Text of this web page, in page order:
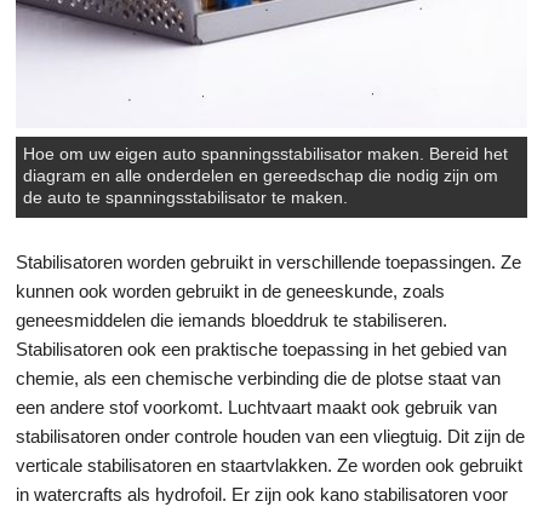
Hoe om uw eigen auto spanningsstabilisator maken. Bereid het
diagram en alle onderdelen en gereedschap die nodig zijn om
de auto te spanningsstabilisator te maken.
Stabilisatoren worden gebruikt in verschillende toepassingen. Ze
kunnen ook worden gebruikt in de geneeskunde, zoals
geneesmiddelen die iemands bloeddruk te stabiliseren.
Stabilisatoren ook een praktische toepassing in het gebied van
chemie, als een chemische verbinding die de plotse staat van
een andere stof voorkomt. Luchtvaart maakt ook gebruik van
stabilisatoren onder controle houden van een vliegtuig. Dit zijn de
verticale stabilisatoren en staartvlakken. Ze worden ook gebruikt
in watercrafts als hydrofoil. Er zijn ook kano stabilisatoren voor